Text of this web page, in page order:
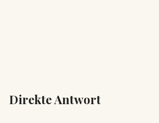
Direkte Antwort